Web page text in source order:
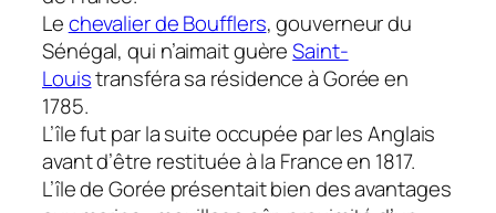
Lechevalier de Boufflers, gouverneur du
Sénégal, qui n’aimait guèreSaint-
Louistransféra sa résidence à Gorée en
1785.
L’île fut par la suite occupée par les Anglais
avant d’être restituée à la France en 1817.
L’île de Gorée présentait bien des avantages